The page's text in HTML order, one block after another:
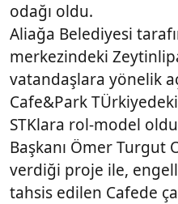
odağı oldu.
Aliağa Belediyesi
merkezindeki
vatandaşlara yönelik
Cafe&Park
STKlara rol-model
Başkanı Ömer Turgut
verdiği proje ile,
tahsis edilen Cafede